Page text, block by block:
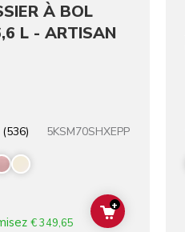
À BOL
L - ARTISAN
(536) 5KSM70SHXEPP
€ 349,65 ADD TO CART
+